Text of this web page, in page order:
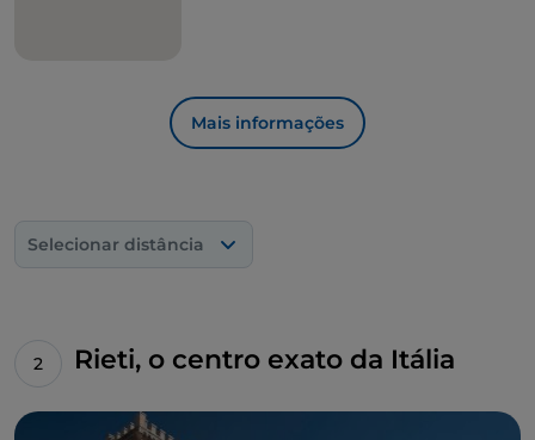
Mais informações
Selecionar distância
Rieti, o centro exato da Itália